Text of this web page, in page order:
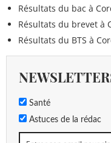
Résultats du bac à
Résultats du brevet à
Résultats du BTS à
Santé
Astuces de la rédac